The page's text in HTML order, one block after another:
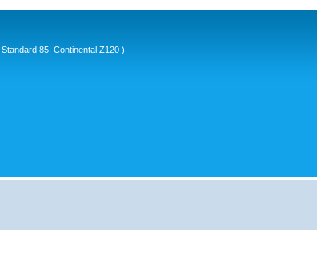
85, Continental Z120 )